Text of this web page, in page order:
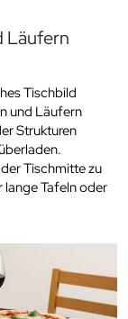
Läufern
Tischbild
und Läufern
Strukturen
Tischmitte zu
Tafeln oder